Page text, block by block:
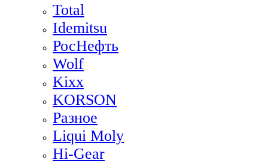
Total
Idemitsu
РосНефть
Wolf
Kixx
KORSON
Разное
Liqui Moly
Hi-Gear